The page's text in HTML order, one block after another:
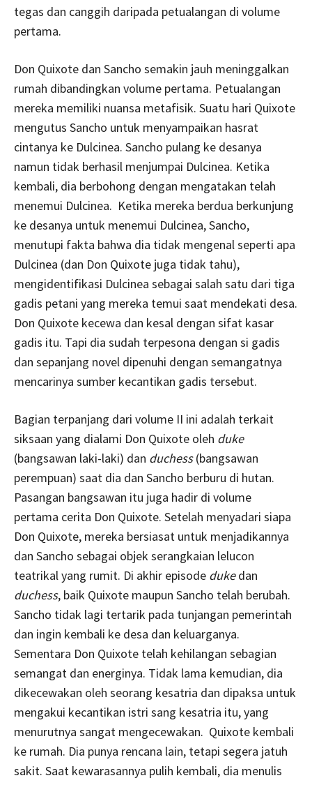
tegas dan canggih daripada petualangan di volume
pertama.
Don Quixote dan Sancho semakin jauh meninggalkan
rumah dibandingkan volume pertama. Petualangan
mereka memiliki nuansa metafisik. Suatu hari Quixote
mengutus Sancho untuk menyampaikan hasrat
cintanya ke Dulcinea. Sancho pulang ke desanya
namun tidak berhasil menjumpai Dulcinea. Ketika
kembali, dia berbohong dengan mengatakan telah
menemui Dulcinea. Ketika mereka berdua berkunjung
ke desanya untuk menemui Dulcinea, Sancho,
menutupi fakta bahwa dia tidak mengenal seperti apa
Dulcinea (dan Don Quixote juga tidak tahu),
mengidentifikasi Dulcinea sebagai salah satu dari tiga
gadis petani yang mereka temui saat mendekati desa.
Don Quixote kecewa dan kesal dengan sifat kasar
gadis itu. Tapi dia sudah terpesona dengan si gadis
dan sepanjang novel dipenuhi dengan semangatnya
mencarinya sumber kecantikan gadis tersebut.
Bagian terpanjang dari volume II ini adalah terkait
siksaan yang dialami Don Quixote oleh duke
(bangsawan laki-laki) dan duchess(bangsawan
perempuan) saat dia dan Sancho berburu di hutan.
Pasangan bangsawan itu juga hadir di volume
pertama cerita Don Quixote. Setelah menyadari siapa
Don Quixote, mereka bersiasat untuk menjadikannya
dan Sancho sebagai objek serangkaian lelucon
teatrikal yang rumit. Di akhir episode dukedan
duchess, baik Quixote maupun Sancho telah berubah.
Sancho tidak lagi tertarik pada tunjangan pemerintah
dan ingin kembali ke desa dan keluarganya.
Sementara Don Quixote telah kehilangan sebagian
semangat dan energinya. Tidak lama kemudian, dia
dikecewakan oleh seorang kesatria dan dipaksa untuk
mengakui kecantikan istri sang kesatria itu, yang
menurutnya sangat mengecewakan. Quixote kembali
ke rumah. Dia punya rencana lain, tetapi segera jatuh
sakit. Saat kewarasannya pulih kembali, dia menulis